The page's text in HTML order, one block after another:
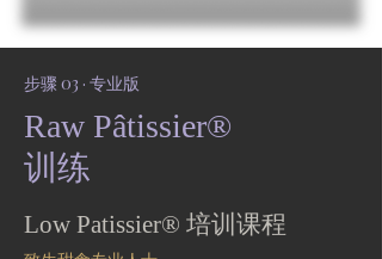
步骤 03 · 专业版
Raw Pâtissier®
训练
Low Patissier® 培训课程